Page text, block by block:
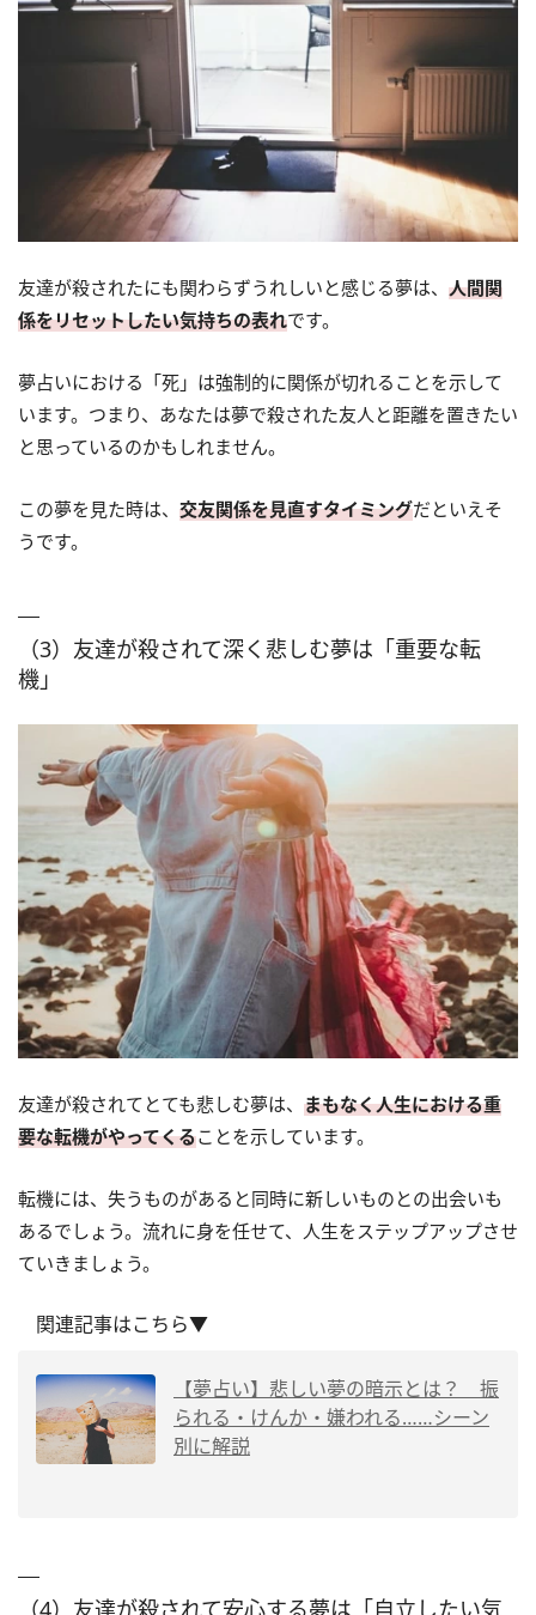
友達が殺されたにも関わらずうれしいと感じる夢は、 人間関
係をリセットしたい気持ちの表れです。
夢占いにおける「死」は強制的に関係が切れることを示して
います。つまり、あなたは夢で殺された友人と距離を置きたい
と思っているのかもしれません。
この夢を見た時は、 交友関係を見直すタイミングだといえそ
うです。
（3）友達が殺されて深く悲しむ夢は「重要な転
機」
友達が殺されてとても悲しむ夢は、 まもなく人生における重
要な転機がやってくることを示しています。
転機には、失うものがあると同時に新しいものとの出会いも
あるでしょう。流れに身を任せて、人生をステップアップさせ
ていきましょう。
関連記事はこちら▼
【夢占い】悲しい夢の暗示とは？ 振
られる・けんか・嫌われる……シーン
別に解説
（4）友達が殺されて安心する夢は「自立したい気